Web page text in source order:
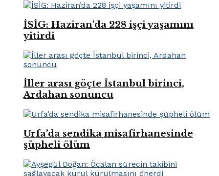
İSİG: Haziran’da 228 işçi yaşamını
yitirdi
İller arası göçte İstanbul birinci,
Ardahan sonuncu
Urfa’da sendika misafirhanesinde
şüpheli ölüm